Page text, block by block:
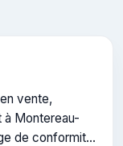
vente,
à Montereau-
de conformité